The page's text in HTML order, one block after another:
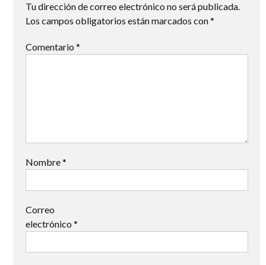
Tu dirección de correo electrónico no será publicada.
Los campos obligatorios están marcados con*
Comentario *
Nombre*
Correo
electrónico *